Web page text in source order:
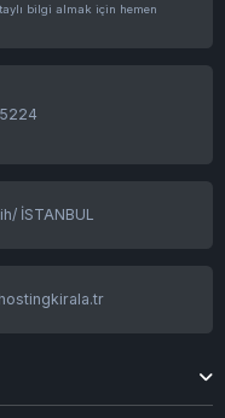
bilgi almak için hemen
İSTANBUL